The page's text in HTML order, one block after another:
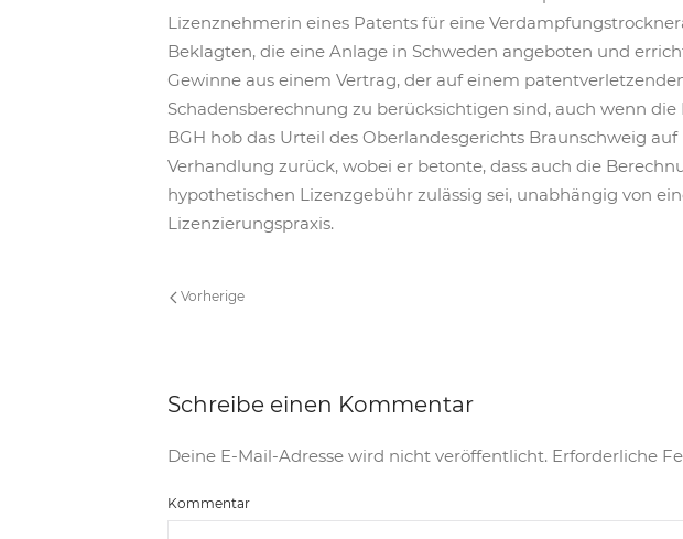
Lizenznehmerin eines Patents für eine
Beklagten, die eine Anlage in Schweden angeboten und
Gewinne aus einem Vertrag, der auf einem
Schadensberechnung zu berücksichtigen sind, auch wenn
BGH hob das Urteil des Oberlandesgerichts Braunschweig
Verhandlung zurück, wobei er betonte, dass auch die
hypothetischen Lizenzgebühr zulässig sei, unabhängig von
Lizenzierungspraxis.
Vorherige
Schreibe einen Kommentar
Deine E-Mail-Adresse wird nicht veröffentlicht. Erforderliche
Kommentar